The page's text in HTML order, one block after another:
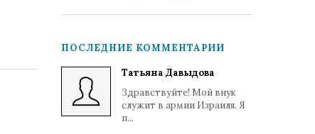
ПОСЛЕДНИЕ КОММЕНТАРИИ
Татьяна Давыдова
Здравствуйте! Мой внук
служит в армии Израиля. Я
п...